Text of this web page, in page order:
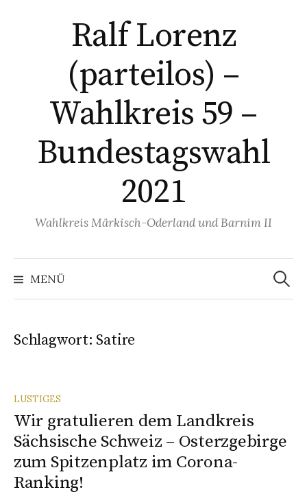
Ralf Lorenz
(parteilos) –
Wahlkreis 59 –
Bundestagswahl
2021
Wahlkreis Märkisch-Oderland und Barnim II
MENÜ
Suchen
nach:
Schlagwort: Satire
LUSTIGES
Wir gratulieren dem Landkreis
Sächsische Schweiz – Osterzgebirge
zum Spitzenplatz im Corona-
Ranking!